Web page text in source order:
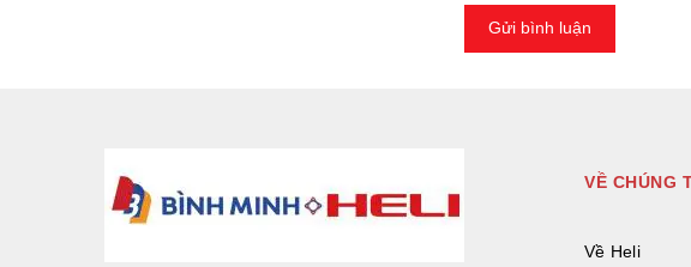
Gửi bình luận
VỀ CHÚNG
Về Heli